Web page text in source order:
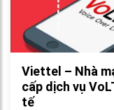
Viettel – Nhà
cấp dịch vụ
tế